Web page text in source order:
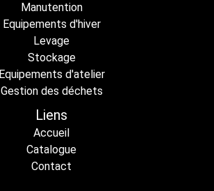
Manutention
Equipements d'hiver
Levage
Stockage
Equipements d'atelier
Gestion des déchets
Liens
Accueil
Catalogue
Contact